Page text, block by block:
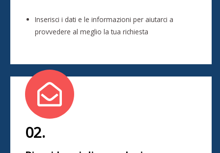
Inserisci i dati e le informazioni per aiutarci a
provvedere al meglio la tua richiesta
02.